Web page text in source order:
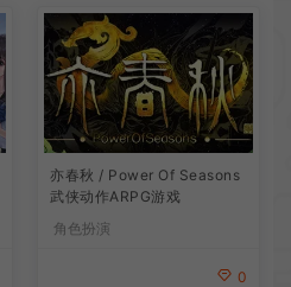
亦春秋 / Power Of Seasons
武侠动作ARPG游戏
角色扮演
0